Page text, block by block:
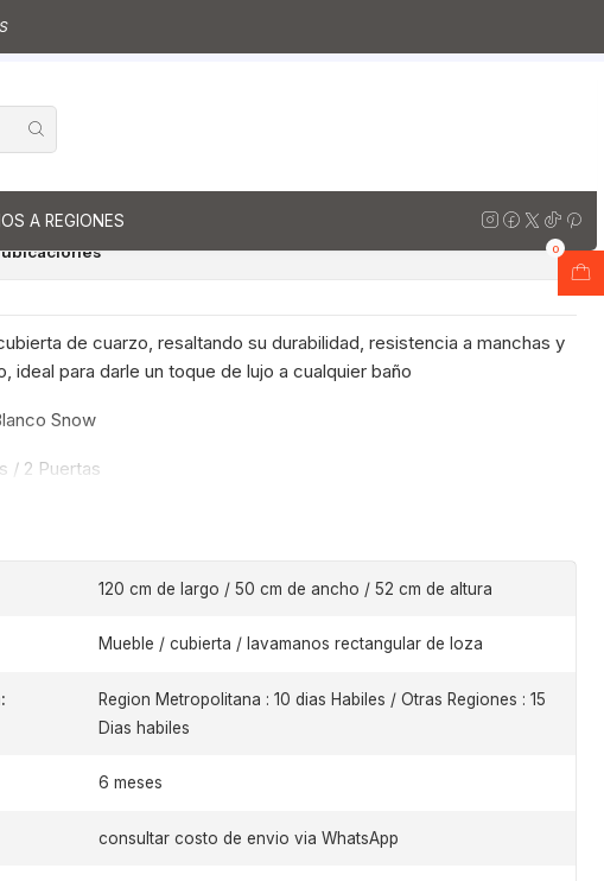
A REGIONES
0
de cuarzo
/ Legno
de cuarzo, resaltando su durabilidad, resistencia a manchas y
ideal para darle un toque de lujo a cualquier baño
Snow
/ 2 Puertas
120 cm de largo / 50 cm de ancho / 52 cm de altura
Mueble / cubierta / lavamanos rectangular de loza
Region Metropolitana : 10 dias Habiles / Otras Regiones : 15
Dias habiles
6 meses
consultar costo de envio via WhatsApp